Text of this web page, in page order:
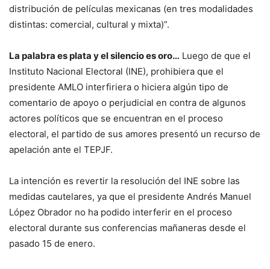
distribución de películas mexicanas (en tres modalidades
distintas: comercial, cultural y mixta)”.
La palabra es plata y el silencio es oro… Luego de que el
Instituto Nacional Electoral (INE), prohibiera que el
presidente AMLO interfiriera o hiciera algún tipo de
comentario de apoyo o perjudicial en contra de algunos
actores políticos que se encuentran en el proceso
electoral, el partido de sus amores presentó un recurso de
apelación ante el TEPJF.
La intención es revertir la resolución del INE sobre las
medidas cautelares, ya que el presidente Andrés Manuel
López Obrador no ha podido interferir en el proceso
electoral durante sus conferencias mañaneras desde el
pasado 15 de enero.